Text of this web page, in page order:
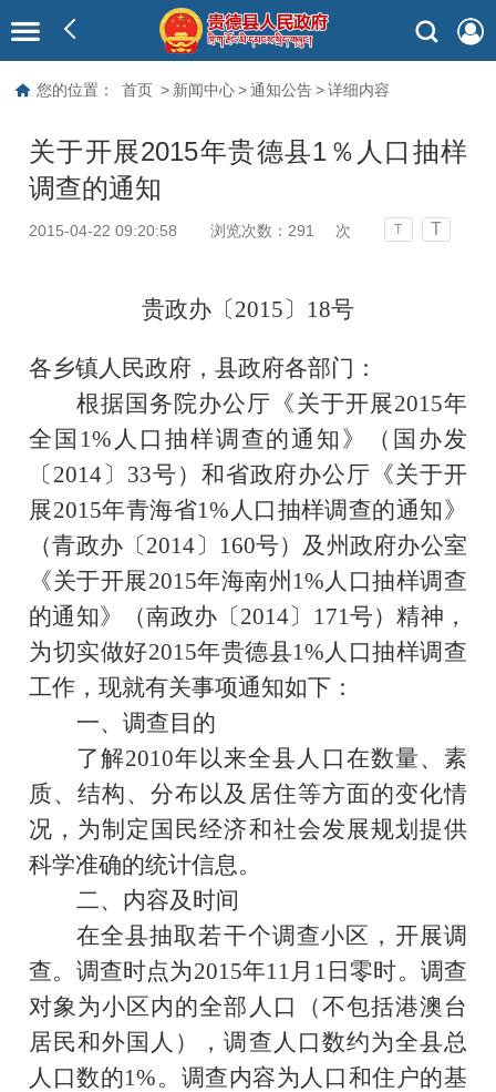
您的位置： 首页 > 新闻中心 > 通知公告 > 详细内容
关于开展2015年贵德县1％人口抽样
调查的通知
2015-04-22 09:20:58 浏览次数： 291 次 T T
贵政办〔2015〕 18号
各乡镇人民政府，县政府各部门：
根据国务院办公厅《关于开展2015年
全国 1% 人口抽样调查的通知》（国办发
〔 2014〕 33号）和省政府办公厅《关于开
展2015年青海省1% 人口抽样调查的通知》
（青政办〔2014〕 160号）及州政府办公室
《关于开展2015年海南州 1% 人口抽样调查
的通知》（南政办〔2014〕 171号）精神，
为切实做好2015年贵德县1% 人口抽样调查
工作，现就有关事项通知如下：
一、调查目的
了解2010年以来全县人口在数量、素
质、结构、分布以及居住等方面的变化情
况，为制定国民经济和社会发展规划提供
科学准确的统计信息。
二、内容及时间
在全县抽取若干个调查小区，开展调
查。调查时点为2015年11 月 1 日零时。调查
对象为小区内的全部人口（不包括港澳台
居民和外国人），调查人口数约为全县总
人口数的1%。调查内容为人口和住户的基